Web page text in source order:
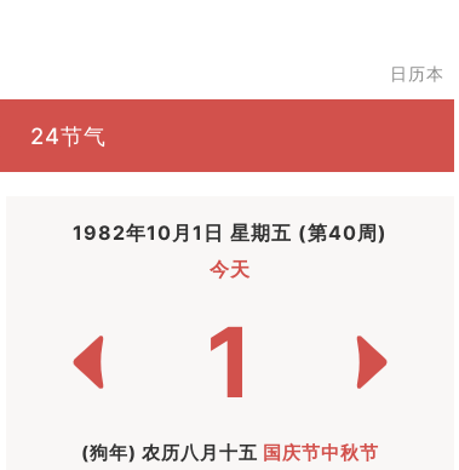
日历本
24节气
1982年10月1日 星期五 (第40周)
今天
1
(狗年) 农历八月十五 国庆节中秋节